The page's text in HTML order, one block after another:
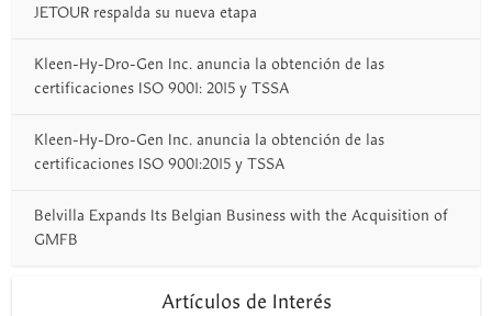
JETOUR respalda su nueva etapa
Kleen-Hy-Dro-Gen Inc. anuncia la obtención de las
certificaciones ISO 9001: 2015 y TSSA
Kleen-Hy-Dro-Gen Inc. anuncia la obtención de las
certificaciones ISO 9001:2015 y TSSA
Belvilla Expands Its Belgian Business with the Acquisition of
GMFB
Artículos de Interés